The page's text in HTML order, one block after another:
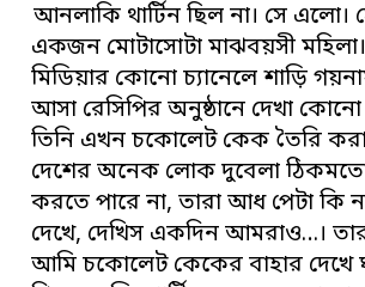
আনলাকি থার্টিন ছিল না। সে এলো।
একজন মোটাসোটা মাঝবয়সী
মিডিয়ার কোনো চ্যানেলে শাড়ি
আসা রেসিপির অনুষ্ঠানে দেখা
তিনি এখন চকোলেট কেক তৈরি করা
দেশের অনেক লোক দুবেলা
করতে পারে না, তারা আধ পেটা কি না
দেখে, দেখিস একদিন আমরাও…।
আমি চকোলেট কেকের বাহার